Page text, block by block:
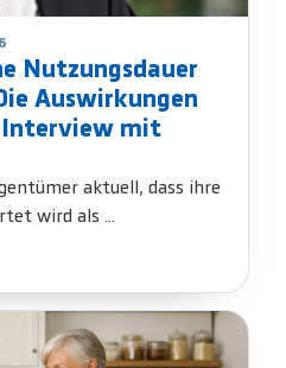
Nutzungsdauer
Auswirkungen
Interview mit
aktuell, dass ihre
wird als ...